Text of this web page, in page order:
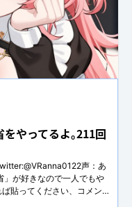
やってるよ。211回
声：あ
」が好きなので一人でもや
貼ってください、コメン